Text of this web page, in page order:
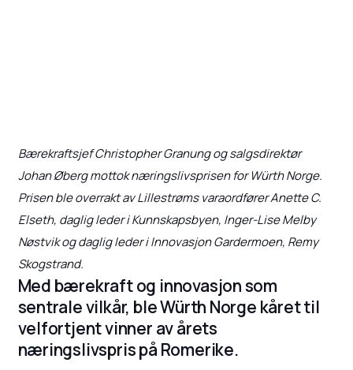
Bærekraftsjef Christopher Granung og salgsdirektør
Johan Øberg mottok næringslivsprisen for Würth Norge.
Prisen ble overrakt av Lillestrøms varaordfører Anette C.
Elseth, daglig leder i Kunnskapsbyen, Inger-Lise Melby
Nøstvik og daglig leder i Innovasjon Gardermoen, Remy
Skogstrand.
Med bærekraft og innovasjon som
sentrale vilkår, ble Würth Norge kåret til
velfortjent vinner av årets
næringslivspris på Romerike.